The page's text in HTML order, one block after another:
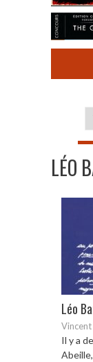
LÉO
Léo
Vincent
Il y a